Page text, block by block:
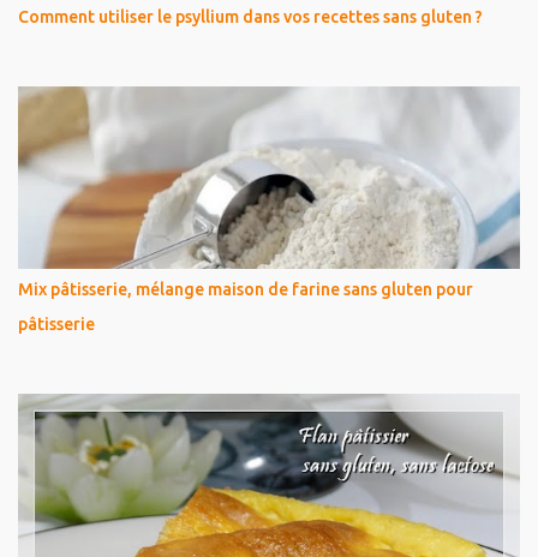
Comment utiliser le psyllium dans vos recettes sans gluten ?
Mix pâtisserie, mélange maison de farine sans gluten pour
pâtisserie